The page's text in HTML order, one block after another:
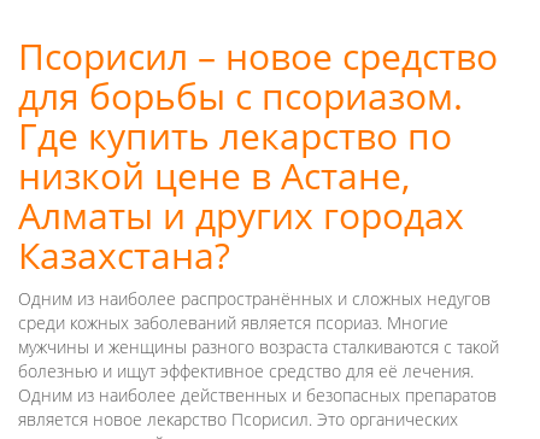
–
эффективное
средство
от
табачной
зависимости.
Успейте
купить
новинку
по
низкой
цене
в
Казахстане
(Астане,
Шу)!
Псорисил – новое средство
для борьбы с псориазом.
Где купить лекарство по
низкой цене в Астане,
Алматы и других городах
Казахстана?
Одним из наиболее распространённых и сложных недугов
среди кожных заболеваний является псориаз. Многие
мужчины и женщины разного возраста сталкиваются с такой
болезнью и ищут эффективное средство для её лечения.
Одним из наиболее действенных и безопасных препаратов
является новое лекарство Псорисил. Это органических